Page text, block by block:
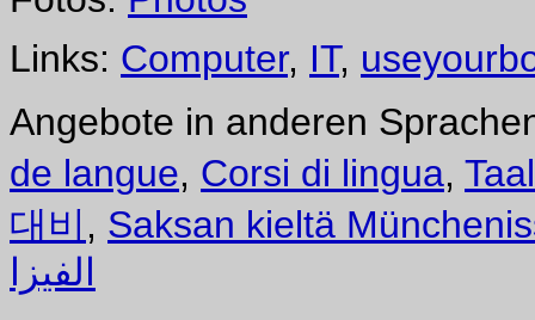
Links: Computer, IT,
Angebote in anderen
de langue, Corsi di lingua,
대비 , Saksan kieltä
الفيزا